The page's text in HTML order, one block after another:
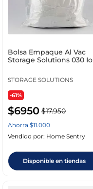
Bolsa Empaque Al Vac
Storage Solutions 030 Io
STORAGE SOLUTIONS
-61%
$6950 $17.950
Ahorra $11.000
Vendido por: Home Sentry
Disponible en tiendas